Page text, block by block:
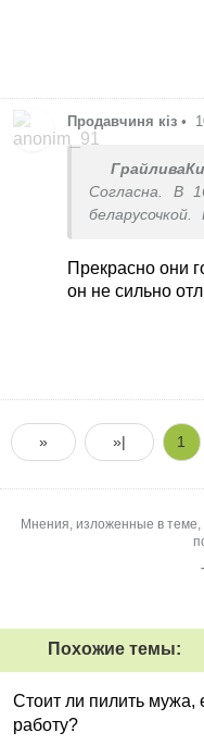
Продавчиня кіз •
Согласна. В
молодцы, что
Такая
Прекрасно они
он не сильно
» »| 1
Мнения, изложенные в
Похожие темы:
Стоит ли пилить мужа,
работу?